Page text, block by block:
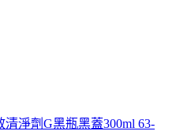
淨劑G黑瓶黑蓋300ml 63-